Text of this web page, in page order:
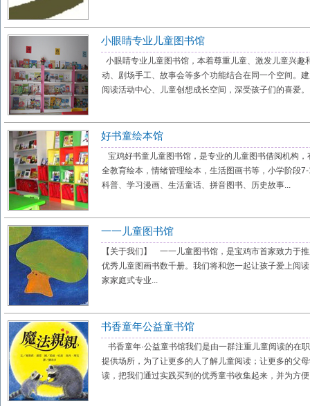
小眼睛专业儿童图书馆
小眼睛专业儿童图书馆，本着尊重儿童、激发儿童兴趣
动、剧场手工、故事会等多个功能结合在同一个空间。
阅读活动中心、儿童创想成长空间，深受孩子们的喜爱。
好书童绘本馆
宝鸡好书童儿童图书馆，是专业的儿童图书借阅机构
全教育绘本，情绪管理绘本，生活图画书等，小学阶段
科普、学习漫画、生活童话、拼音图书、历史故事...
一一儿童图书馆
【关于我们】 一一儿童图书馆，是宝鸡市首家致力于
优秀儿童图画书数千册。我们将和您一起让孩子爱上
家家庭式专业...
书香童年公益童书馆
书香童年·公益童书馆我们是由一群注重儿童阅读的在
提供场所，为了让更多的人了解儿童阅读；让更多的父
读，把我们通过实践买到的优秀童书收集起来，并为方